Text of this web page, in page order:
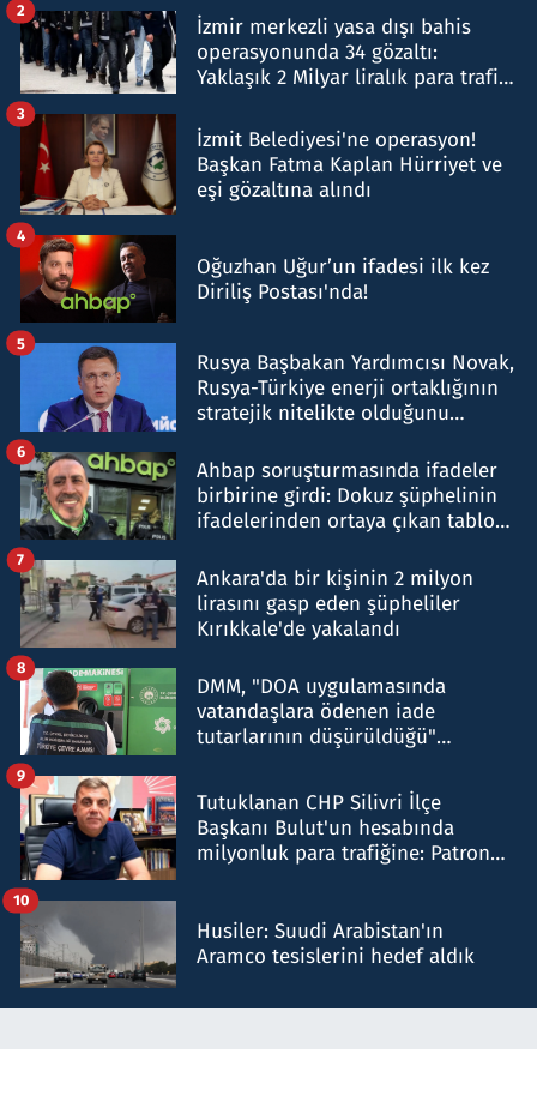
İzmir merkezli yasa dışı bahis
operasyonunda 34 gözaltı:
Yaklaşık 2 Milyar liralık para trafiği
2
İzmit Belediyesi'ne operasyon!
Başkan Fatma Kaplan Hürriyet ve
eşi gözaltına alındı
3
Oğuzhan Uğur’un ifadesi ilk kez
Diriliş Postası'nda!
4
Rusya Başbakan Yardımcısı Novak,
Rusya-Türkiye enerji ortaklığının
stratejik nitelikte olduğunu
5
Ahbap soruşturmasında ifadeler
birbirine girdi: Dokuz şüphelinin
ifadelerinden ortaya çıkan tablo
6
Ankara'da bir kişinin 2 milyon
lirasını gasp eden şüpheliler
Kırıkkale'de yakalandı
7
DMM, "DOA uygulamasında
vatandaşlara ödenen iade
tutarlarının düşürüldüğü"
8
Tutuklanan CHP Silivri İlçe
Başkanı Bulut'un hesabında
milyonluk para trafiğine: Patron
9
Husiler: Suudi Arabistan'ın
Aramco tesislerini hedef aldık
10